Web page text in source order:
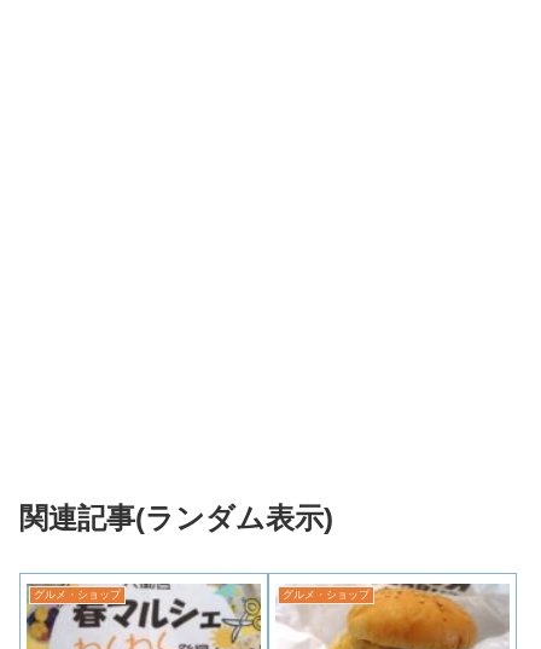
関連記事(ランダム表示)
グルメ・ショップ グルメ・ショップ